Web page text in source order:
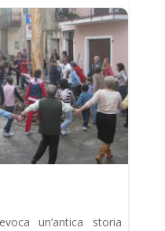
un’antica storia